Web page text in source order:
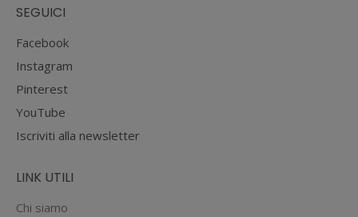
SEGUICI
Facebook
Instagram
Pinterest
YouTube
Iscriviti alla newsletter
LINK UTILI
Chi siamo